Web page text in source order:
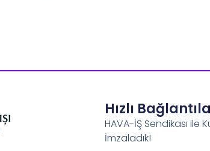
Hızlı
HAVA-İŞ Sendikası ile
İmzaladık!